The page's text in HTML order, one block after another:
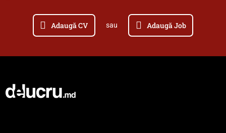
Adaugă CV sau Adaugă Job